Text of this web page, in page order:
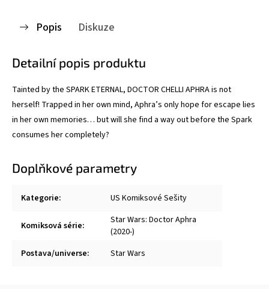
Popis Diskuze
Detailní popis produktu
Tainted by the SPARK ETERNAL, DOCTOR CHELLI APHRA is not
herself! Trapped in her own mind, Aphra’s only hope for escape lies
in her own memories… but will she find a way out before the Spark
consumes her completely?
Doplňkové parametry
Kategorie: US Komiksové Sešity
Komiksová série:
Star Wars: Doctor Aphra
(2020-)
Postava/universe: Star Wars